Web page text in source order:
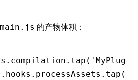
main.js 的产物体积：
. compilation .tap (
. hooks . processAssets .tap (